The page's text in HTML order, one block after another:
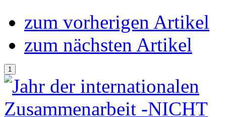
zum vorherigen Artikel
zum nächsten Artikel